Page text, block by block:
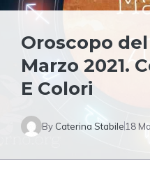
Oroscopo
Marzo 2021.
E Colori
By Caterina Stabile 18